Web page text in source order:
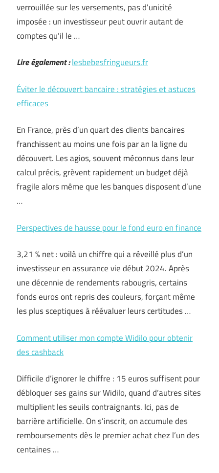
verrouillée sur les versements, pas d’unicité
imposée : un investisseur peut ouvrir autant de
comptes qu’il le …
Lire également :lesbebesfringueurs.fr
Éviter le découvert bancaire : stratégies et astuces
efficaces
En France, près d’un quart des clients bancaires
franchissent au moins une fois par an la ligne du
découvert. Les agios, souvent méconnus dans leur
calcul précis, grèvent rapidement un budget déjà
fragile alors même que les banques disposent d’une
…
Perspectives de hausse pour le fond euro en finance
3,21 % net : voilà un chiffre qui a réveillé plus d’un
investisseur en assurance vie début 2024. Après
une décennie de rendements rabougris, certains
fonds euros ont repris des couleurs, forçant même
les plus sceptiques à réévaluer leurs certitudes …
Comment utiliser mon compte Widilo pour obtenir
des cashback
Difficile d’ignorer le chiffre : 15 euros suffisent pour
débloquer ses gains sur Widilo, quand d’autres sites
multiplient les seuils contraignants. Ici, pas de
barrière artificielle. On s’inscrit, on accumule des
remboursements dès le premier achat chez l’un des
centaines …